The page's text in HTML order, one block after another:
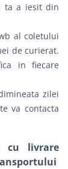
ta a iesit din
al coletului
de curierat.
in fiecare
zilei
va contacta
cu livrare